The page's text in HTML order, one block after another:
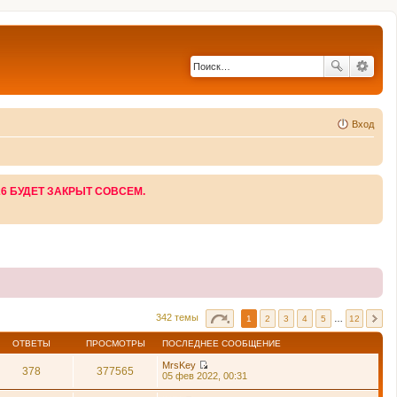
Вход
БУДЕТ ЗАКРЫТ СОВСЕМ.
342 темы 1 2 3 4 5 12
ОТВЕТЫ ПРОСМОТРЫ ПОСЛЕДНЕЕ СООБЩЕНИЕ
378 377565
MrsKey
П
05 фев 2022, 00:31